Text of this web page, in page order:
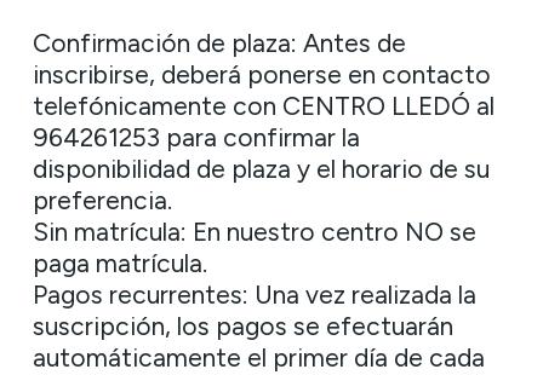
Confirmación de plaza: Antes de
inscribirse, deberá ponerse en contacto
telefónicamente con CENTRO LLEDÓ al
964261253 para confirmar la
disponibilidad de plaza y el horario de su
preferencia.
Sin matrícula: En nuestro centro NO se
paga matrícula.
Pagos recurrentes: Una vez realizada la
suscripción, los pagos se efectuarán
automáticamente el primer día de cada